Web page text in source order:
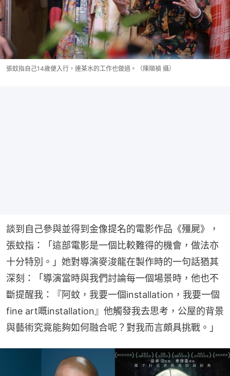
張蚊指自己14歲便入行，連茶水的工作也做過。（陳順禎 攝）
談到自己參與並得到金像提名的電影作品《殭屍》，
張蚊指：「這部電影是一個比較難得的機會，做法亦
十分特別。」她對導演麥浚龍在製作時的一句話猶其
深刻：「導演當時與我們討論每一個場景時，他也不
斷提醒我：『阿蚊，我要一個installation，我要一個
fine art嘅installation』他觸發我去思考，公屋的背景
與藝術究竟能夠如何融合呢？對我而言頗具挑戰。」